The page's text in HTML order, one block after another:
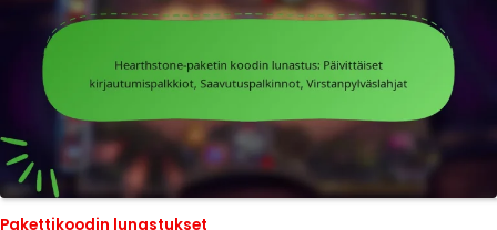
Pakettikoodin lunastukset